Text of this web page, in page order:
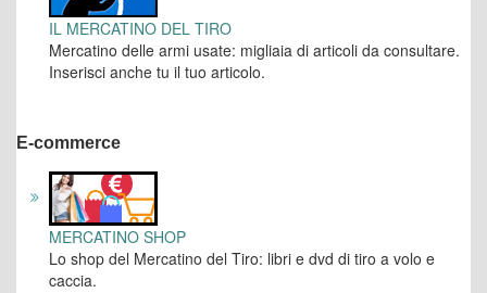
IL MERCATINO DEL TIRO
Mercatino delle armi usate: migliaia di articoli da consultare.
Inserisci anche tu il tuo articolo.
E-commerce
MERCATINO SHOP
Lo shop del Mercatino del Tiro: libri e dvd di tiro a volo e
caccia.